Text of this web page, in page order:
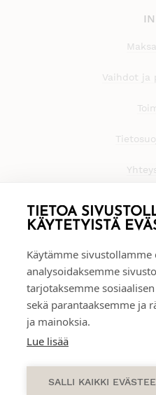
TIETOA
KÄYTETYISTÄ
Käytämme sivustollamme
analysoidaksemme
tarjotaksemme
sekä parantaaksemme ja
ja mainoksia.
Lue lisää
SALLI KAIKKI
Vaihdot ja